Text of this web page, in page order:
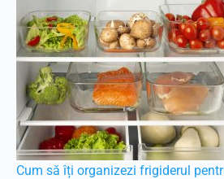
Cum să îți organizezi frigiderul